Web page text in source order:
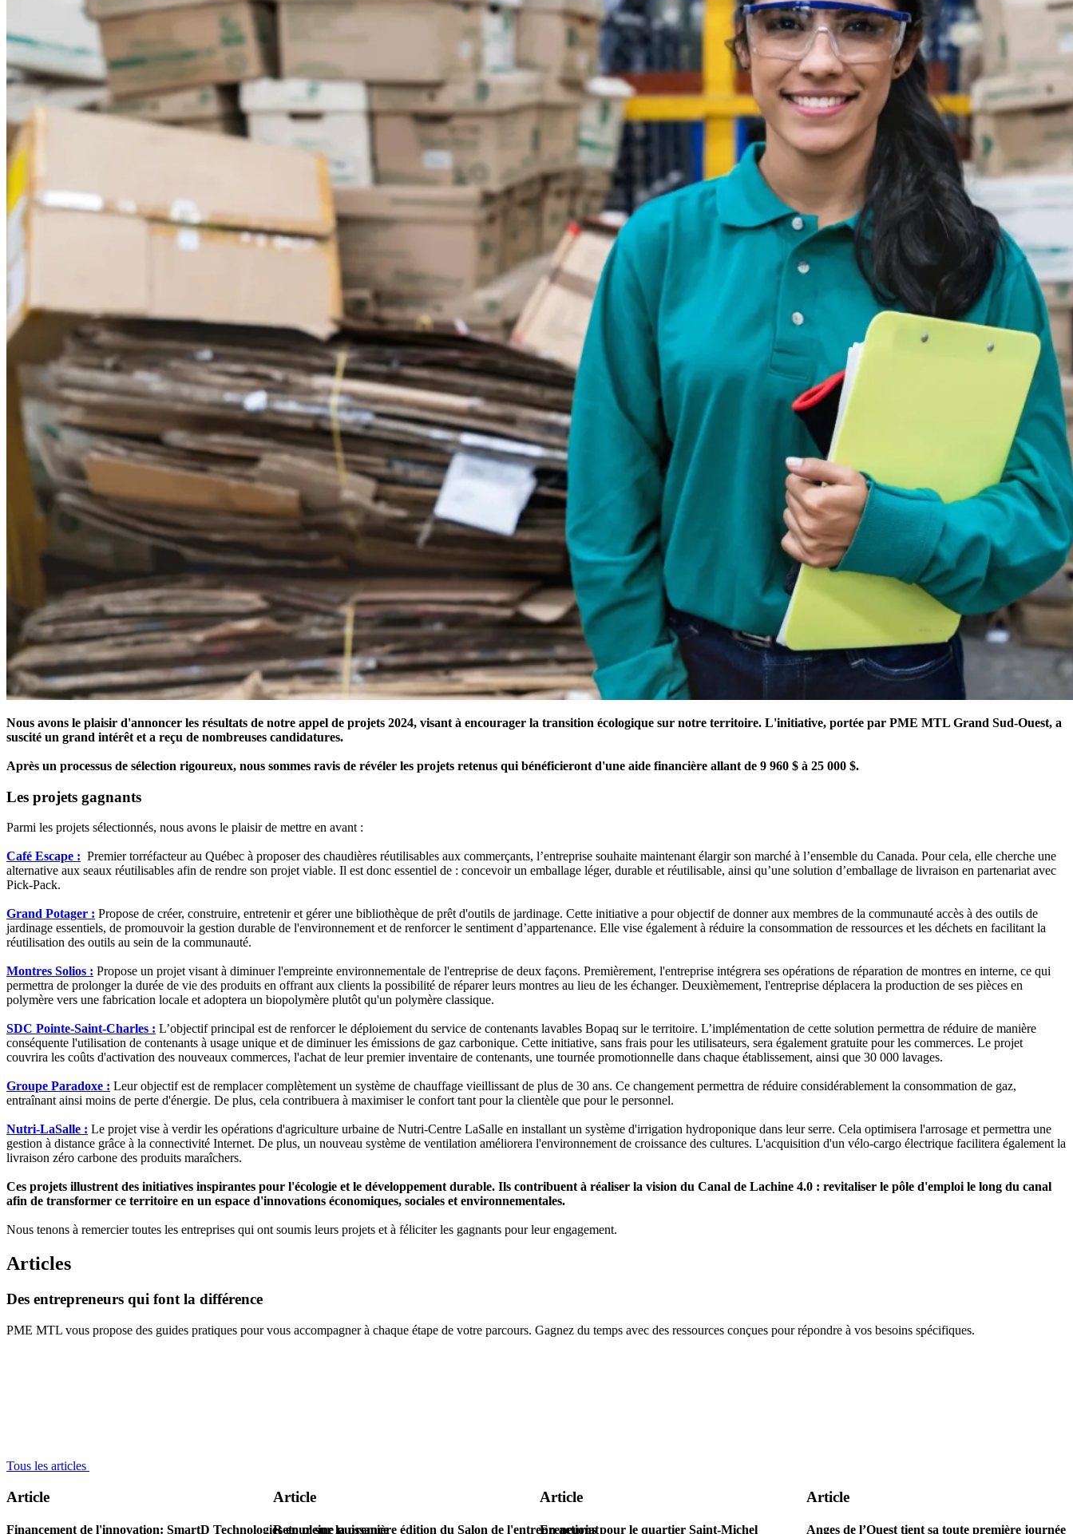
Nous avons le plaisir d'annoncer les résultats de notre appel de projets 2024, visant à encourager la transition écologique sur notre territoire. L'initiative, portée par PME MTL Grand Sud-Ouest, a
suscité un grand intérêt et a reçu de nombreuses candidatures.
Après un processus de sélection rigoureux, nous sommes ravis de révéler les projets retenus qui bénéficieront d'une aide financière allant de 9 960 $ à 25 000 $.
Les projets gagnants
Parmi les projets sélectionnés, nous avons le plaisir de mettre en avant :
Café Escape : Premier torréfacteur au Québec à proposer des chaudières réutilisables aux commerçants, l’entreprise souhaite maintenant élargir son marché à l’ensemble du Canada. Pour cela, elle cherche une
alternative aux seaux réutilisables afin de rendre son projet viable. Il est donc essentiel de : concevoir un emballage léger, durable et réutilisable, ainsi qu’une solution d’emballage de livraison en partenariat avec
Pick-Pack.
Grand Potager : Propose de créer, construire, entretenir et gérer une bibliothèque de prêt d'outils de jardinage. Cette initiative a pour objectif de donner aux membres de la communauté accès à des outils de
jardinage essentiels, de promouvoir la gestion durable de l'environnement et de renforcer le sentiment d’appartenance. Elle vise également à réduire la consommation de ressources et les déchets en facilitant la
réutilisation des outils au sein de la communauté.
Montres Solios : Propose un projet visant à diminuer l'empreinte environnementale de l'entreprise de deux façons. Premièrement, l'entreprise intégrera ses opérations de réparation de montres en interne, ce qui
permettra de prolonger la durée de vie des produits en offrant aux clients la possibilité de réparer leurs montres au lieu de les échanger. Deuxièmement, l'entreprise déplacera la production de ses pièces en
polymère vers une fabrication locale et adoptera un biopolymère plutôt qu'un polymère classique.
SDC Pointe-Saint-Charles : L’objectif principal est de renforcer le déploiement du service de contenants lavables Bopaq sur le territoire. L’implémentation de cette solution permettra de réduire de manière
conséquente l'utilisation de contenants à usage unique et de diminuer les émissions de gaz carbonique. Cette initiative, sans frais pour les utilisateurs, sera également gratuite pour les commerces. Le projet
couvrira les coûts d'activation des nouveaux commerces, l'achat de leur premier inventaire de contenants, une tournée promotionnelle dans chaque établissement, ainsi que 30 000 lavages.
Groupe Paradoxe : Leur objectif est de remplacer complètement un système de chauffage vieillissant de plus de 30 ans. Ce changement permettra de réduire considérablement la consommation de gaz,
entraînant ainsi moins de perte d'énergie. De plus, cela contribuera à maximiser le confort tant pour la clientèle que pour le personnel.
Nutri-LaSalle : Le projet vise à verdir les opérations d'agriculture urbaine de Nutri-Centre LaSalle en installant un système d'irrigation hydroponique dans leur serre. Cela optimisera l'arrosage et permettra une
gestion à distance grâce à la connectivité Internet. De plus, un nouveau système de ventilation améliorera l'environnement de croissance des cultures. L'acquisition d'un vélo-cargo électrique facilitera également la
livraison zéro carbone des produits maraîchers.
Ces projets illustrent des initiatives inspirantes pour l'écologie et le développement durable. Ils contribuent à réaliser la vision du Canal de Lachine 4.0 : revitaliser le pôle d'emploi le long du canal
afin de transformer ce territoire en un espace d'innovations économiques, sociales et environnementales.
Nous tenons à remercier toutes les entreprises qui ont soumis leurs projets et à féliciter les gagnants pour leur engagement.
Articles
Des entrepreneurs qui font la différence
PME MTL vous propose des guides pratiques pour vous accompagner à chaque étape de votre parcours. Gagnez du temps avec des ressources conçues pour répondre à vos besoins spécifiques.
Tous les articles
Article
Financement de l'innovation: SmartD Technologies en pleine puissance
Article
Retour sur la première édition du Salon de l'entrepreneuriat
Article
En actions pour le quartier Saint-Michel
Article
Anges de l’Ouest tient sa toute première journée